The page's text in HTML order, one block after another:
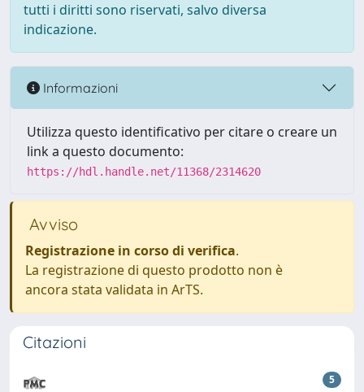
tutti i diritti sono riservati, salvo diversa
indicazione.
Informazioni
Utilizza questo identificativo per citare o creare un
link a questo documento:
https://hdl.handle.net/11368/2314620
Avviso
Registrazione in corso di verifica.
La registrazione di questo prodotto non è
ancora stata validata in ArTS.
Citazioni
5